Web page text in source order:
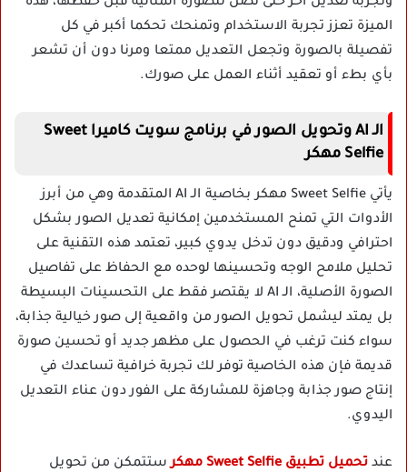
الميزة تعزز تجربة الاستخدام وتمنحك تحكما أكبر في كل
تفصيلة بالصورة وتجعل التعديل ممتعا ومرنا دون أن تشعر
بأي بطء أو تعقيد أثناء العمل على صورك.
الـ AI وتحويل الصور في برنامج سويت كاميرا Sweet
Selfie مهكر
يأتي Sweet Selfie مهكر بخاصية الـ AI المتقدمة وهي من أبرز
الأدوات التي تمنح المستخدمين إمكانية تعديل الصور بشكل
احترافي ودقيق دون تدخل يدوي كبير، تعتمد هذه التقنية على
تحليل ملامح الوجه وتحسينها لوحده مع الحفاظ على تفاصيل
الصورة الأصلية، الـ AI لا يقتصر فقط على التحسينات البسيطة
بل يمتد ليشمل تحويل الصور من واقعية إلى صور خيالية جذابة،
سواء كنت ترغب في الحصول على مظهر جديد أو تحسين صورة
قديمة فإن هذه الخاصية توفر لك تجربة خرافية تساعدك في
إنتاج صور جذابة وجاهزة للمشاركة على الفور دون عناء التعديل
اليدوي.
عند تحميل تطبيق Sweet Selfie مهكر
ستتمكن من تحويل